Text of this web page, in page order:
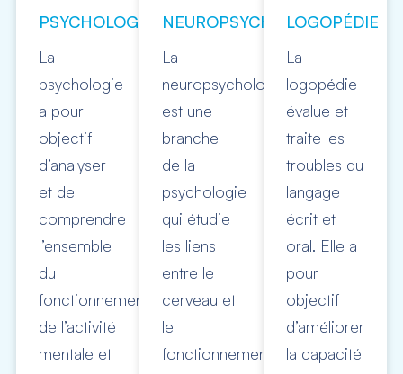
PSYCHOLOGIE
La
psychologie
a pour
objectif
d’analyser
et de
comprendre
l’ensemble
du
fonctionnement
de l’activité
mentale et
NEUROPSYCHOLOGIE
La
neuropsychologie
est une
branche
de la
psychologie
qui étudie
les liens
entre le
cerveau et
le
fonctionnement
LOGOPÉDIE
La
logopédie
évalue et
traite les
troubles du
langage
écrit et
oral. Elle a
pour
objectif
d’améliorer
la capacité